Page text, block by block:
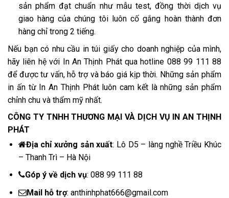
sản phẩm đạt chuẩn như mẫu test, đồng thời dịch vụ
giao hàng của chúng tôi luôn cố gắng hoàn thành đơn
hàng chỉ trong 2 tiếng.
Nếu bạn có nhu cầu in túi giấy cho doanh nghiệp của mình,
hãy liên hệ với In An Thịnh Phát qua hotline 088 99 111 88
để được tư vấn, hỗ trợ và báo giá kịp thời. Những sản phẩm
in ấn từ In An Thịnh Phát luôn cam kết là những sản phẩm
chỉnh chu và thẩm mỹ nhất.
CÔNG TY TNHH THƯƠNG MẠI VÀ DỊCH VỤ IN AN THỊNH
PHÁT
Địa chỉ xưởng sản xuất: Lô D5 – làng nghề Triều Khúc
– Thanh Trì – Hà Nội
Góp ý về dịch vụ: 088 99 111 88
Mail hỗ trợ: anthinhphat666@gmail.com